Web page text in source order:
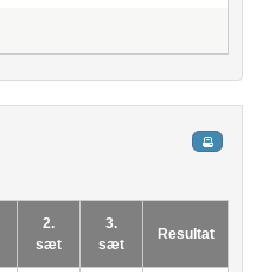
2.
sæt
3.
sæt
Resultat